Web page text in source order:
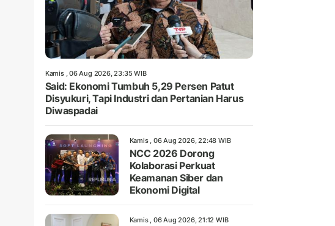
Kamis , 06 Aug 2026, 23:35 WIB
Said: Ekonomi Tumbuh 5,29 Persen Patut
Disyukuri, Tapi Industri dan Pertanian Harus
Diwaspadai
Kamis , 06 Aug 2026, 22:48 WIB
NCC 2026 Dorong
Kolaborasi Perkuat
Keamanan Siber dan
Ekonomi Digital
Kamis , 06 Aug 2026, 21:12 WIB